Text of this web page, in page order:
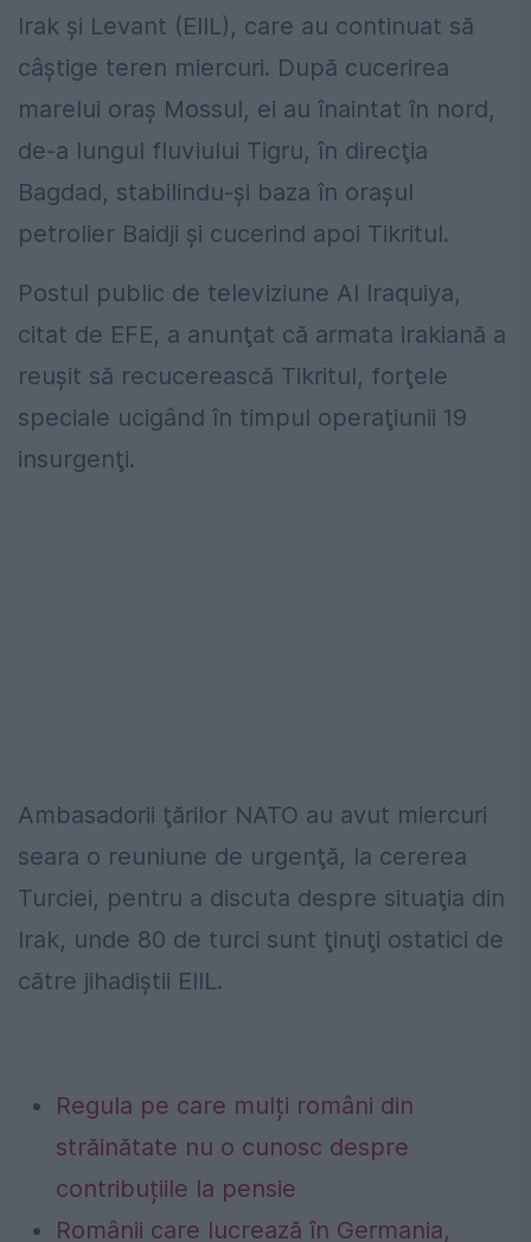
Irak şi Levant (EIIL), care au continuat să
câştige teren miercuri. După cucerirea
marelui oraş Mossul, ei au înaintat în nord,
de-a lungul fluviului Tigru, în direcţia
Bagdad, stabilindu-şi baza în oraşul
petrolier Baidji şi cucerind apoi Tikritul.
Postul public de televiziune Al Iraquiya,
citat de EFE, a anunţat că armata irakiană a
reuşit să recucerească Tikritul, forţele
speciale ucigând în timpul operaţiunii 19
insurgenţi.
Ambasadorii ţărilor NATO au avut miercuri
seara o reuniune de urgenţă, la cererea
Turciei, pentru a discuta despre situaţia din
Irak, unde 80 de turci sunt ţinuţi ostatici de
către jihadiştii EIIL.
Regula pe care mulți români din
străinătate nu o cunosc despre
contribuțiile la pensie
Românii care lucrează în Germania,